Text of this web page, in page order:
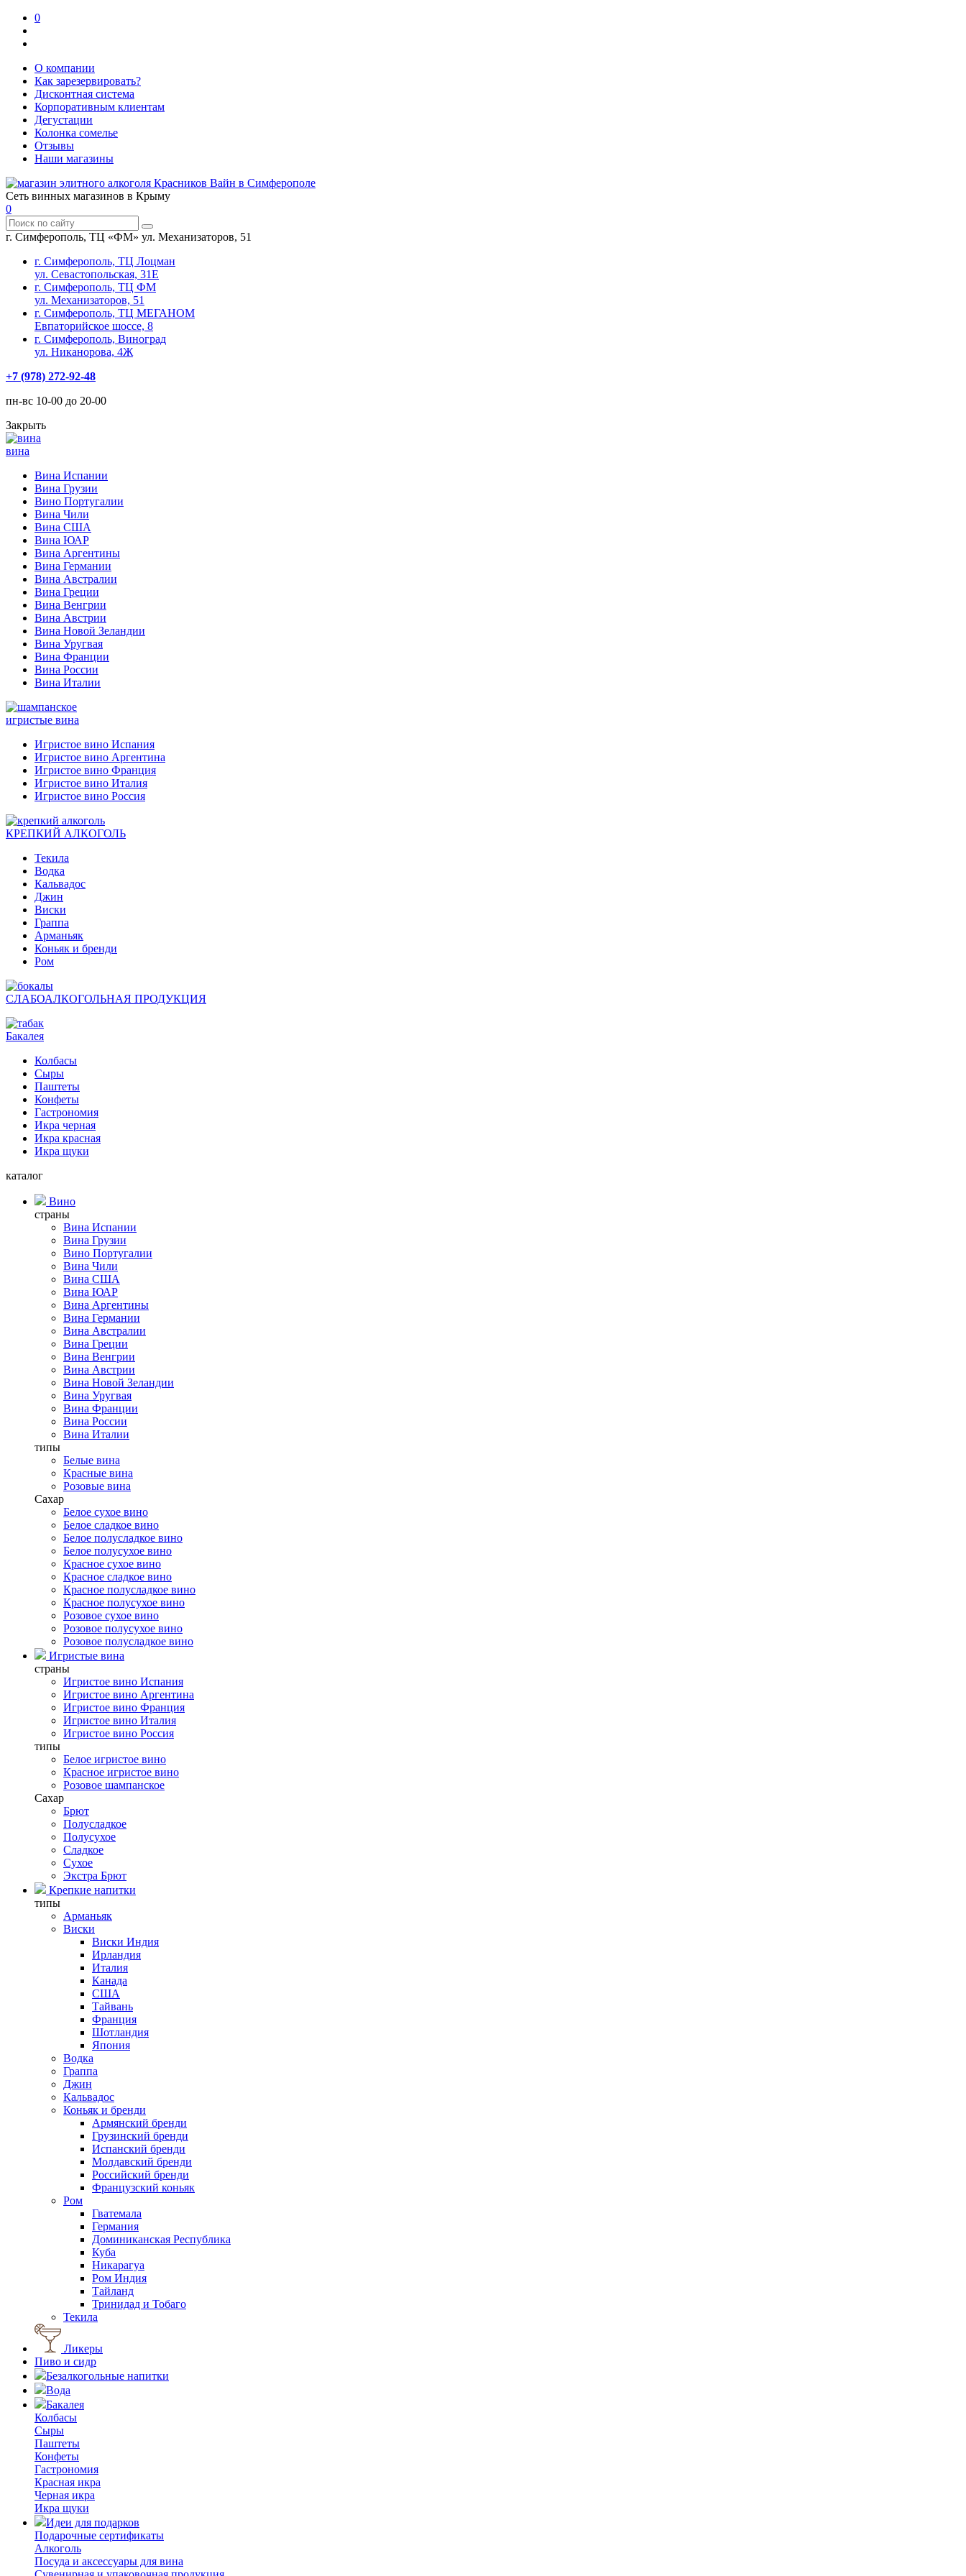
0
О компании
Как зарезервировать?
Дисконтная система
Корпоративным клиентам
Дегустации
Колонка сомелье
Отзывы
Наши магазины
Сеть винных магазинов в Крыму
0
г. Симферополь, ТЦ «ФМ» ул. Механизаторов, 51
г. Симферополь, ТЦ Лоцман
ул. Севастопольская, 31Е
г. Симферополь, ТЦ ФМ
ул. Механизаторов, 51
г. Симферополь, ТЦ МЕГАНОМ
Евпаторийское шоссе, 8
г. Симферополь, Виноград
ул. Никанорова, 4Ж
+7 (978) 272-92-48
пн-вс 10-00 до 20-00
Закрыть
вина
Вина Испании
Вина Грузии
Вино Португалии
Вина Чили
Вина США
Вина ЮАР
Вина Аргентины
Вина Германии
Вина Австралии
Вина Греции
Вина Венгрии
Вина Австрии
Вина Новой Зеландии
Вина Уругвая
Вина Франции
Вина России
Вина Италии
игристые вина
Игристое вино Испания
Игристое вино Аргентина
Игристое вино Франция
Игристое вино Италия
Игристое вино Россия
КРЕПКИЙ АЛКОГОЛЬ
Текила
Водка
Кальвадос
Джин
Виски
Граппа
Арманьяк
Коньяк и бренди
Ром
СЛАБОАЛКОГОЛЬНАЯ ПРОДУКЦИЯ
Бакалея
Колбасы
Сыры
Паштеты
Конфеты
Гастрономия
Икра черная
Икра красная
Икра щуки
каталог
Вино
страны
Вина Испании
Вина Грузии
Вино Португалии
Вина Чили
Вина США
Вина ЮАР
Вина Аргентины
Вина Германии
Вина Австралии
Вина Греции
Вина Венгрии
Вина Австрии
Вина Новой Зеландии
Вина Уругвая
Вина Франции
Вина России
Вина Италии
типы
Белые вина
Красные вина
Розовые вина
Сахар
Белое сухое вино
Белое сладкое вино
Белое полусладкое вино
Белое полусухое вино
Красное сухое вино
Красное сладкое вино
Красное полусладкое вино
Красное полусухое вино
Розовое сухое вино
Розовое полусухое вино
Розовое полусладкое вино
Игристые вина
страны
Игристое вино Испания
Игристое вино Аргентина
Игристое вино Франция
Игристое вино Италия
Игристое вино Россия
типы
Белое игристое вино
Красное игристое вино
Розовое шампанское
Сахар
Брют
Полусладкое
Полусухое
Сладкое
Сухое
Экстра Брют
Крепкие напитки
типы
Арманьяк
Виски
Виски Индия
Ирландия
Италия
Канада
США
Тайвань
Франция
Шотландия
Япония
Водка
Граппа
Джин
Кальвадос
Коньяк и бренди
Армянский бренди
Грузинский бренди
Испанский бренди
Молдавский бренди
Российский бренди
Французский коньяк
Ром
Гватемала
Германия
Доминиканская Республика
Куба
Никарагуа
Ром Индия
Тайланд
Тринидад и Тобаго
Текила
Ликеры
Пиво и сидр
Безалкогольные напитки
Вода
Бакалея
Колбасы
Сыры
Паштеты
Конфеты
Гастрономия
Красная икра
Черная икра
Икра щуки
Идеи для подарков
Подарочные сертификаты
Алкоголь
Посуда и аксессуары для вина